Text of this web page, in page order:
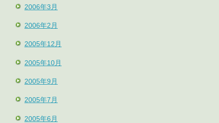
2006年3月
2006年2月
2005年12月
2005年10月
2005年9月
2005年7月
2005年6月